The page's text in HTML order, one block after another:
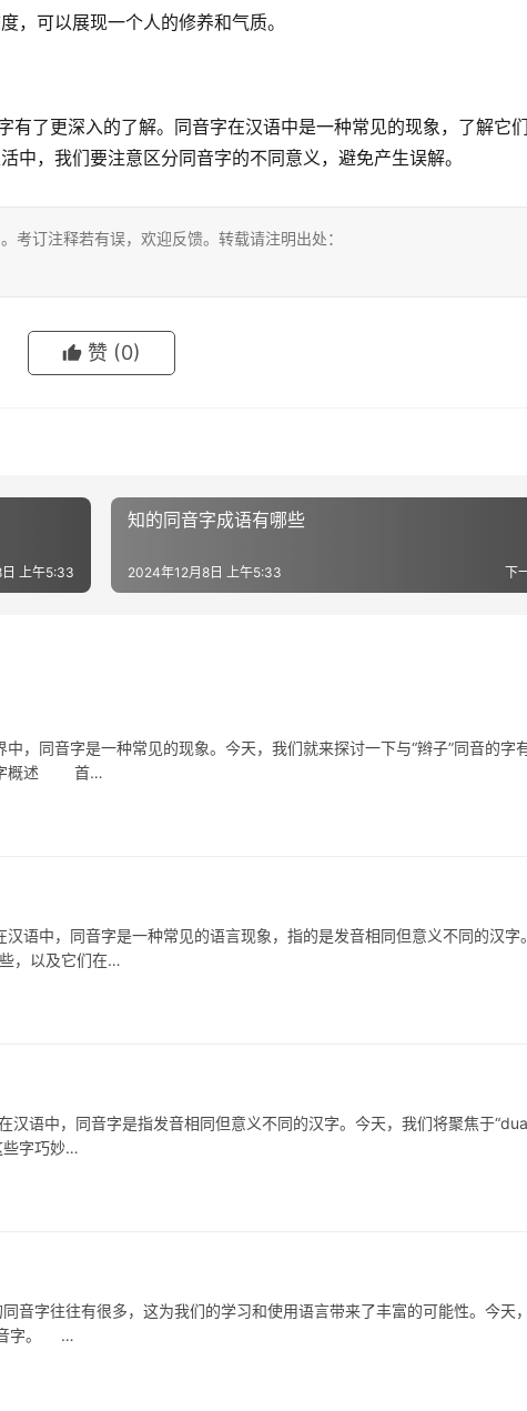
，可以展现一个人的修养和气质。
了更深入的了解。同音字在汉语中是一种常见的现象，了解它
中，我们要注意区分同音字的不同意义，避免产生误解。
考订注释若有误，欢迎反馈。转载请注明出处：
赞 (0)
上午5:33
知的同音字成语有哪些
下
2024年12月8日 上午5:33
音字是一种常见的现象。今天，我们就来探讨一下与“辫子”同音的字
字概述 首…
，同音字是一种常见的语言现象，指的是发音相同但意义不同的汉字
，以及它们在…
，同音字是指发音相同但意义不同的汉字。今天，我们将聚焦于
些字巧妙…
字往往有很多，这为我们的学习和使用语言带来了丰富的可能性。今天
音字。 …